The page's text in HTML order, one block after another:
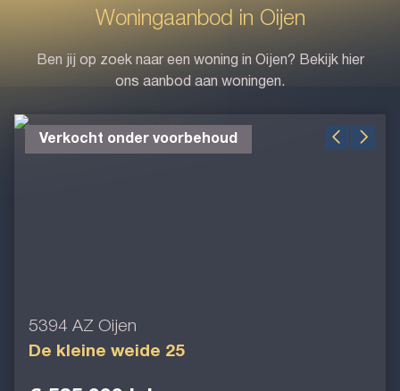
Woningaanbod in Oijen
Ben jij op zoek naar een woning in Oijen? Bekijk hier
ons aanbod aan woningen.
Verkocht onder voorbehoud
5394 AZ Oijen
De kleine weide 25